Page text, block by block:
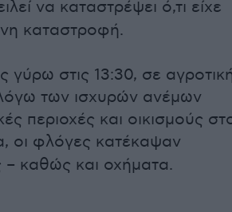
να καταστρέψει ό,τι είχε
καταστροφή.
στις 13:30, σε αγροτική
των ισχυρών ανέμων
περιοχές και οικισμούς
οι φλόγες κατέκαψαν
– καθώς και οχήματα.